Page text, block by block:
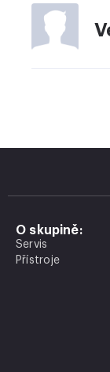
O skupině:
Servis
Přístroje